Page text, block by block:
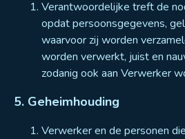
Verantwoordelijke treft de
opdat persoonsgegevens,
waarvoor zij worden
worden verwerkt, juist en
zodanig ook aan Verwerker
5. Geheimhouding
Verwerker en de personen